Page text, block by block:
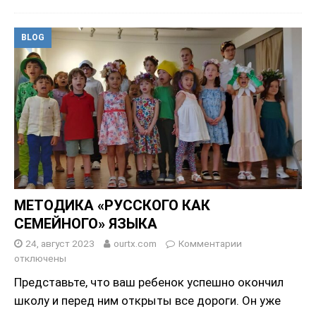
BLOG
МЕТОДИКА «РУССКОГО КАК
СЕМЕЙНОГО» ЯЗЫКА
24, август 2023 ourtx.com
Комментарии
отключены
Представьте, что ваш ребенок успешно окончил
школу и перед ним открыты все дороги. Он уже